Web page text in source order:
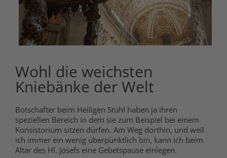
Wohl die weichsten
Kniebänke der Welt
Botschafter beim Heiligen Stuhl haben ja ihren
speziellen Bereich in dem sie zum Beispiel bei einem
Konsistorium sitzen dürfen. Am Weg dorthin, und weil
ich immer ein wenig überpünktlich bin, kann ich beim
Altar des Hl. Josefs eine Gebetspause einlegen.